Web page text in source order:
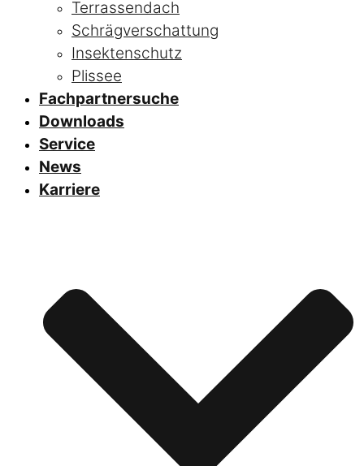
Terrassendach
Schrägverschattung
Insektenschutz
Plissee
Fachpartnersuche
Downloads
Service
News
Karriere